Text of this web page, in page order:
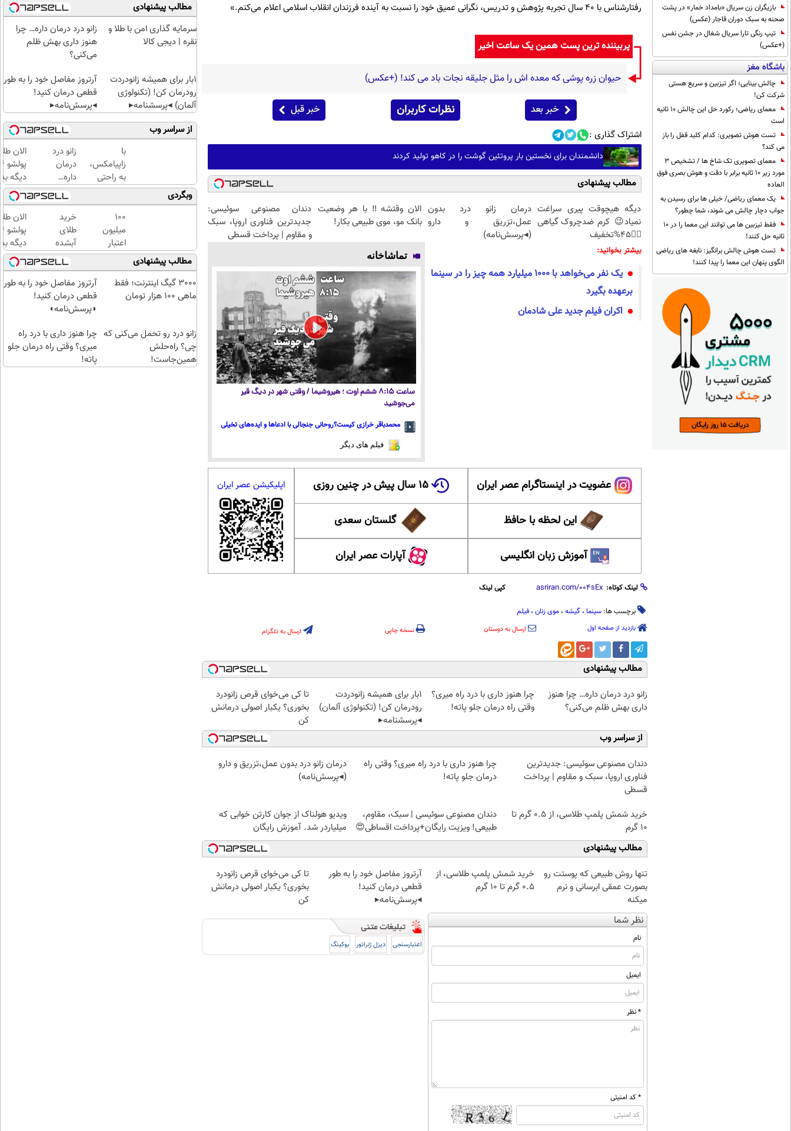
بازیگران زن سریال «بامداد خمار» در پشت
صحنه به سبک دوران قاجار (عکس)
تیپ رنگی تارا سریال شغال در جشن نفس
(+عکس)
باشگاه مغز
چالش بینایی؛ اگر تیزبین و سریع هستی
شرکت کن!
معمای ریاضی؛ رکورد حل این چالش 10 ثانیه
است
تست هوش تصویری: کدام کلید قفل را باز
می کند؟
معمای تصویری تک شاخ ها / تشخیص 3
مورد زیر 10 ثانیه برابر با دقت و هوش بصری فوق
العاده
یک معمای ریاضی/ خیلی ها برای رسیدن به
جواب دچار چالش می شوند، شما چطور؟
فقط تیزبین ها می توانند این معما را در 10
ثانیه حل کنند!
تست هوش چالش برانگیز: نابغه های ریاضی
الگوی پنهان این معما را پیدا کنند!
رفتارشناس با ۴۰ سال تجربه پژوهش و تدریس، نگرانی عمیق خود را نسبت به آینده فرزندان انقلاب اسلامی اعلام می‌کنم.»
پربیننده ترین پست همین یک ساعت اخیر
حیوان زره پوشی که معده اش را مثل جلیقه نجات باد می کند! (+عکس)
خبر بعد نظرات کاربران خبر قبل
اشتراک گذاری :
دانشمندان برای نخستین بار پروتئین گوشت را در کاهو تولید کردند
مطالب پیشنهادی
دیگه هیچوقت پیری سراغت
نمیاد😉 کرم ضدچروک گیاهی
👈🏻45%تخفیف
درمان زانو درد بدون
عمل،تزریق و دارو
(◂پرسش‌نامه)
الان وقتشه‼️ با هر وضعیت
بانک مو، موی طبیعی بکار!
دندان مصنوعی سوئیسی:
جدیدترین فناوری اروپا، سبک
و مقاوم | پرداخت قسطی
بیشتر بخوانید:
یک نفر می‌خواهد با ۱۰۰۰ میلیارد همه چیز را در سینما
برعهده بگیرد
اکران فیلم جدید علی شادمان
تماشاخانه
ساعت ۸:۱۵ ششم اوت ؛ هیروشیما / وقتی شهر در دیگ قیر
می‌جوشید
محمدباقر خرازی کیست؟روحانی جنجالی با ادعاها و ایده‌های تخیلی
فیلم های دیگر
عضویت در اینستاگرام عصر ایران ۱۵ سال پیش در چنین روزی
این لحظه با حافظ گلستان سعدی
آموزش زبان انگلیسی آپارات عصر ایران
اپلیکیشن عصر ایران
لینک کوتاه: کپی لینک
برچسب ها: سینما ، گیشه ، موی زنان ، فیلم
بازدید از صفحه اول ارسال به دوستان نسخه چاپی ارسال به تلگرام
مطالب پیشنهادی
زانو درد درمان داره… چرا هنوز
داری بهش ظلم می‌کنی؟
چرا هنوز داری با درد راه میری؟
وقتی راه درمان جلو پاته!
1بار برای همیشه زانودردت
رودرمان کن! (تکنولوژی آلمان)
◂پرسشنامه▸
تا کی می‌خوای قرص زانودرد
بخوری؟ یکبار اصولی درمانش
کن
از سراسر وب
دندان مصنوعی سوئیسی: جدیدترین
فناوری اروپا، سبک و مقاوم | پرداخت
قسطی
چرا هنوز داری با درد راه میری؟ وقتی راه
درمان جلو پاته!
درمان زانو درد بدون عمل،تزریق و دارو
(◂پرسش‌نامه)
خرید شمش پلمپ طلاسی، از ۰.۵ گرم تا
۱۰ گرم
دندان مصنوعی سوئیسی | سبک، مقاوم،
طبیعی! ویزیت رایگان+پرداخت اقساطی😍
ویدیو هولناک از جوان کارتن خوابی که
میلیاردر شد. آموزش رایگان
مطالب پیشنهادی
تنها روش طبیعی که پوستت رو
بصورت عمقی ابرسانی و نرم
میکنه
خرید شمش پلمپ طلاسی، از
۰.۵ گرم تا ۱۰ گرم
آرتروز مفاصل خود را به طور
قطعی درمان کنید!
◂پرسش‌نامه▸
تا کی می‌خوای قرص زانودرد
بخوری؟ یکبار اصولی درمانش
کن
نظر شما
نام
ایمیل
* نظر
* کد امنیتی
اعتبارسنجی دیزل ژنراتور بوکینگ
مطالب پیشنهادی
سرمایه گذاری امن با طلا و
نقره | دیجی کالا
زانو درد درمان داره… چرا
هنوز داری بهش ظلم
می‌کنی؟
1بار برای همیشه زانودردت
رودرمان کن! (تکنولوژی
آلمان) ◂پرسشنامه▸
آرتروز مفاصل خود را به طور
قطعی درمان کنید!
◂پرسش‌نامه▸
از سراسر وب
با
زاپیامکس،
به راحتی
درد زانو را
درمان
کنید!
زانو درد
درمان
داره…
چرا
هنوز
داری
بهش
ظلم
می‌کنی؟
الان
دیگه
طلا با
بی‌بهره
وبگردی
100
میلیون
اعتبار
خرید
طلای
آب
شده
خرید
طلای
آبشده
حتی با
۱۰۰هزارتومان
الان
دیگه
طلا با
بی‌بهره
مطالب پیشنهادی
3000 گیگ اینترنت؛ فقط
ماهی 100 هزار تومان
آرتروز مفاصل خود را به طور
قطعی درمان کنید!
◗پرسش‌نامه◖
زانو درد رو تحمل می‌کنی که
چی؟ راه‌حلش
همین‌جاست!
چرا هنوز داری با درد راه
میری؟ وقتی راه درمان جلو
پاته!